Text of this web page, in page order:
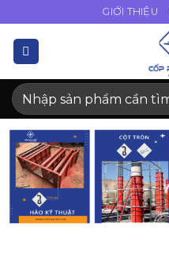
dung
GIỚI THIỆU
Tìm
kiếm: